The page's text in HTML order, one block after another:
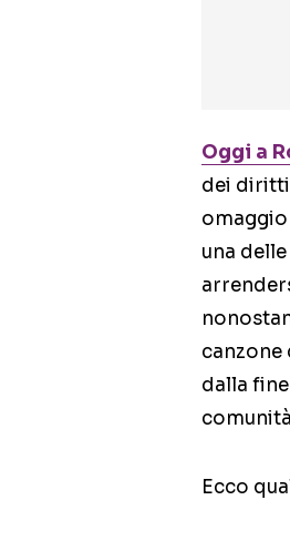
Oggi a
dei diritti
una
canzone
dalla
Ecco